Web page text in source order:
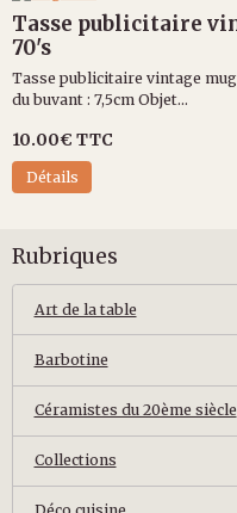
Tasse publicitaire
70's
Tasse publicitaire vintage
du buvant : 7,5cm Objet...
10.00€ TTC
Détails
Rubriques
Art de la table
Barbotine
Céramistes du 20ème siècle
Collections